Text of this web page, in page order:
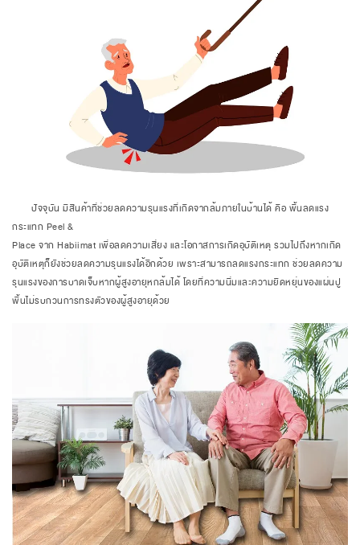
ปัจจุบัน มีสินค้าที่ช่วยลดความรุนแรงที่เกิดจากล้มภายในบ้านได้ คือ พื้นลดแรง
กระแทก Peel &
Place จาก Habiimat เพื่อลดความเสี่ยง และโอกาสการเกิดอุบัติเหตุ รวมไปถึงหากเกิด
อุบัติเหตุก็ยังช่วยลดความรุนแรงได้อีกด้วย เพราะสามารถลดแรงกระแทก ช่วยลดความ
รุนแรงของการบาดเจ็บหากผู้สูงอายุหกล้มได้ โดยที่ความนิ่มและความยืดหยุ่นของแผ่นปู
พื้นไม่รบกวนการทรงตัวของผู้สูงอายุด้วย